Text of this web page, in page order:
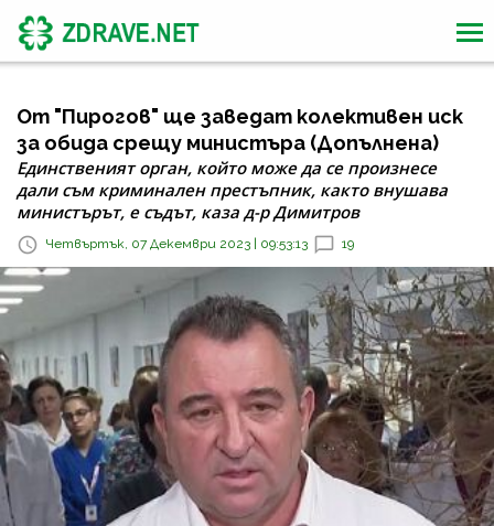
От "Пирогов" ще заведат колективен иск
за обида срещу министъра (Допълнена)
Единственият орган, който може да се произнесе
дали съм криминален престъпник, както внушава
министърът, е съдът, каза д-р Димитров
Четвъртък, 07 Декември 2023 | 09:53:13 19